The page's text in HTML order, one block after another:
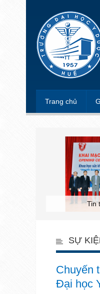
Trang chủ
Tin
SỰ
Chuyến
Đại học